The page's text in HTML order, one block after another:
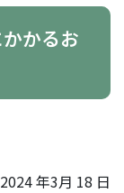
かるお
2024 年3月 18 日